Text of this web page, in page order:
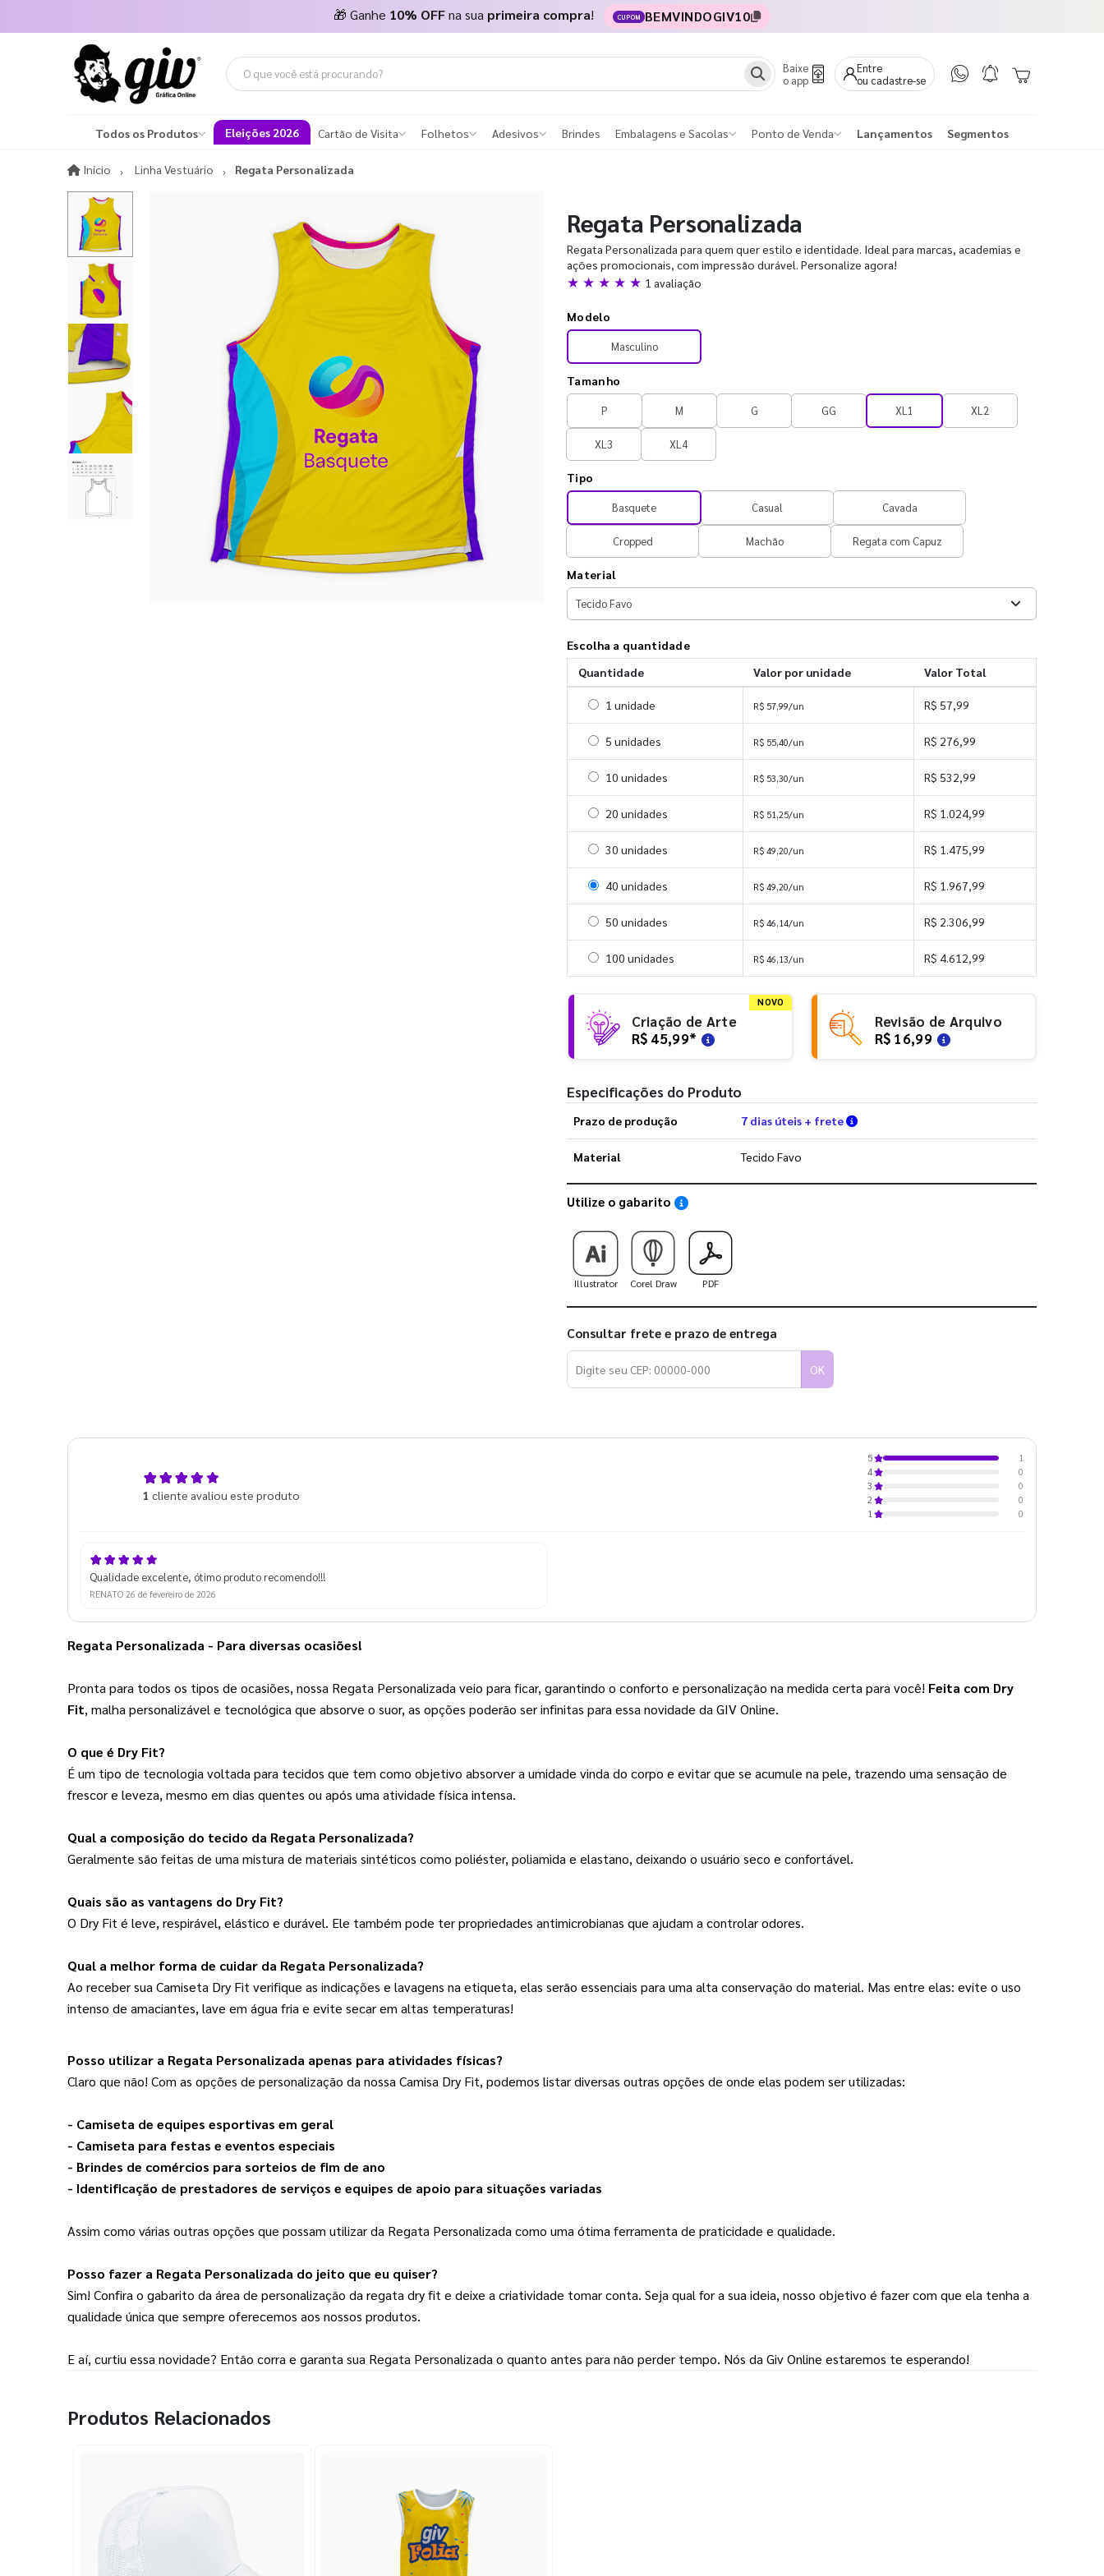
🎁 Ganhe 10% OFFna sua primeira compra! CUPOM BEMVINDOGIV10
Baixe
o app
Entre
ou cadastre-se
Todos os Produtos Eleições 2026 Cartão de Visita Folhetos Adesivos Brindes Embalagens e Sacolas Ponto de Venda Lançamentos Segmentos
Início InícioLinha Vestuário Regata Personalizada
Regata Personalizada
Regata Personalizada para quem quer estilo e identidade. Ideal para marcas, academias e
ações promocionais, com impressão durável. Personalize agora!
★ ★ ★ ★ ★ 1 avaliação
Modelo
Masculino
Tamanho
P M G GG XL1 XL2
XL3 XL4
Tipo
Basquete Casual Cavada
Cropped Machão Regata com Capuz
Material
Escolha a quantidade
Quantidade
Valor por unidade Valor Total
Selecionar 1 unidade
1 unidade R$ 57,99/un R$ 57,99
Selecionar 5 unidades
5 unidades R$ 55,40/un R$ 276,99
Selecionar 10 unidades
10 unidades R$ 53,30/un R$ 532,99
Selecionar 20 unidades
20 unidades R$ 51,25/un R$ 1.024,99
Selecionar 30 unidades
30 unidades R$ 49,20/un R$ 1.475,99
Selecionar 40 unidades
40 unidades R$ 49,20/un R$ 1.967,99
Selecionar 50 unidades
50 unidades R$ 46,14/un R$ 2.306,99
Selecionar 100 unidades
100 unidades R$ 46,13/un R$ 4.612,99
NOVO
Criação de Arte
R$ 45,99*
Revisão de Arquivo
R$ 16,99
Especificações do Produto
Prazo de produção 7 dias úteis + frete Verifique as condições de entrega
Material Tecido Favo
Utilize o gabarito Saiba como utilizar os nossos gabaritos
Illustrator Corel Draw PDF
Consultar frete e prazo de entrega
OK
1 cliente avaliou este produto
5
1
4
0
3
0
2
0
1
0
Qualidade excelente, ótimo produto recomendo!!!
RENATO 26 de fevereiro de 2026
Regata Personalizada - Para diversas ocasiões!
Pronta para todos os tipos de ocasiões, nossa Regata Personalizada veio para ficar, garantindo o conforto e personalização na medida certa para você! Feita com Dry
Fit, malha personalizável e tecnológica que absorve o suor, as opções poderão ser infinitas para essa novidade da GIV Online.
O que é Dry Fit?
É um tipo de tecnologia voltada para tecidos que tem como objetivo absorver a umidade vinda do corpo e evitar que se acumule na pele, trazendo uma sensação de
frescor e leveza, mesmo em dias quentes ou após uma atividade física intensa.
Qual a composição do tecido da Regata Personalizada?
Geralmente são feitas de uma mistura de materiais sintéticos como poliéster, poliamida e elastano, deixando o usuário seco e confortável.
Quais são as vantagens do Dry Fit?
O Dry Fit é leve, respirável, elástico e durável. Ele também pode ter propriedades antimicrobianas que ajudam a controlar odores.
Qual a melhor forma de cuidar da Regata Personalizada?
Ao receber sua Camiseta Dry Fit verifique as indicações e lavagens na etiqueta, elas serão essenciais para uma alta conservação do material. Mas entre elas: evite o uso
intenso de amaciantes, lave em água fria e evite secar em altas temperaturas!
Posso utilizar a Regata Personalizada apenas para atividades físicas?
Claro que não! Com as opções de personalização da nossa Camisa Dry Fit, podemos listar diversas outras opções de onde elas podem ser utilizadas:
- Camiseta de equipes esportivas em geral
- Camiseta para festas e eventos especiais
- Brindes de comércios para sorteios de fim de ano
- Identificação de prestadores de serviços e equipes de apoio para situações variadas
Assim como várias outras opções que possam utilizar da Regata Personalizada como uma ótima ferramenta de praticidade e qualidade.
Posso fazer a Regata Personalizada do jeito que eu quiser?
Sim! Confira o gabarito da área de personalização da regata dry fit e deixe a criatividade tomar conta. Seja qual for a sua ideia, nosso objetivo é fazer com que ela tenha a
qualidade única que sempre oferecemos aos nossos produtos.
E aí, curtiu essa novidade? Então corra e garanta sua Regata Personalizada o quanto antes para não perder tempo. Nós da Giv Online estaremos te esperando!
Produtos Relacionados